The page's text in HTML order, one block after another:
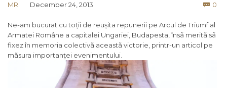
MR December 24, 2013  0
Ne-am bucurat cu toții de reușita repunerii pe Arcul de Triumf al
Armatei Române a capitalei Ungariei, Budapesta, însã meritã sã
fixez în memoria colectivã aceastã victorie, printr-un articol pe
mãsura importanței evenimentului.